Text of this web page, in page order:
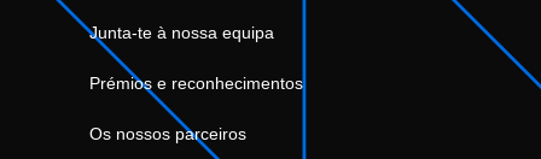
Junta-te à nossa equipa
Prémios e reconhecimentos
Os nossos parceiros